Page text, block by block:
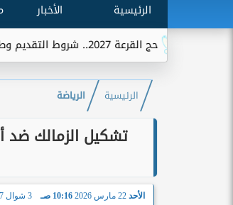
الرئيسية الأخبار
الرئيسية الرياضة
تشكيل الزمالك ضد
الأحد 22 مارس 2026 10:16 صـ 3 شوال 1447